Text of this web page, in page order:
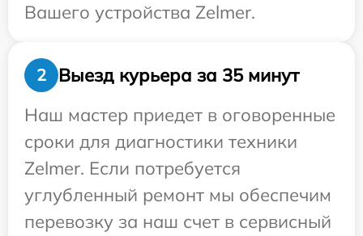
Вашего устройства Zelmer.
2
Выезд курьера за 35 минут
Наш мастер приедет в оговоренные
сроки для диагностики техники
Zelmer. Если потребуется
углубленный ремонт мы обеспечим
перевозку за наш счет в сервисный